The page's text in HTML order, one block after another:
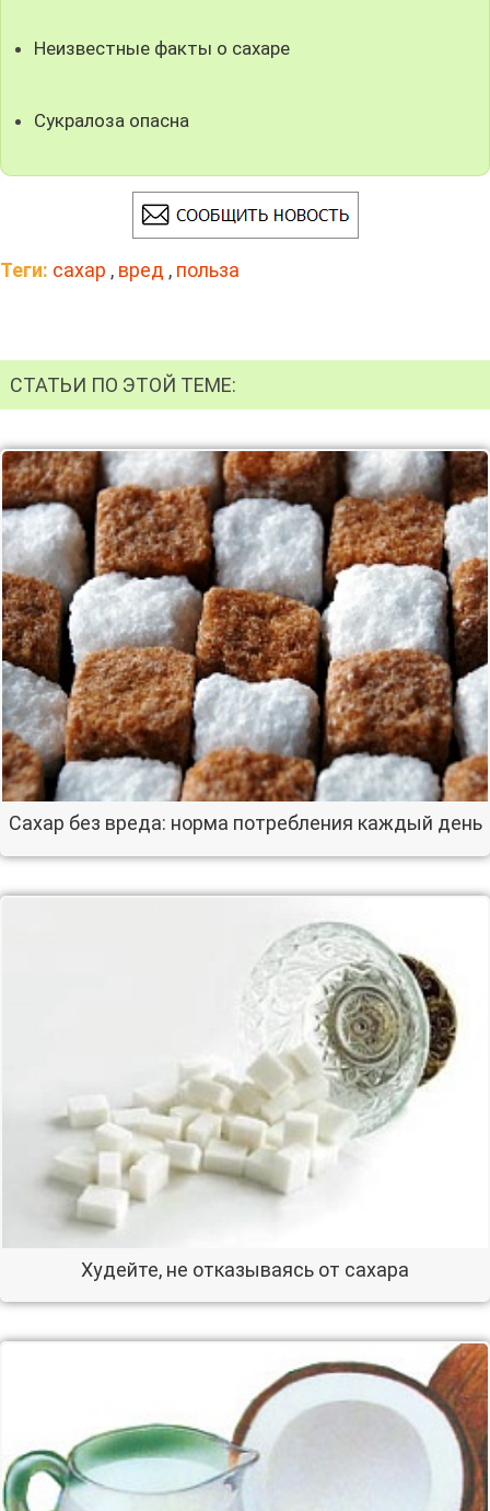
Неизвестные факты о сахаре
Cукралоза опасна
Теги: сахар , вред , польза
СТАТЬИ ПО ЭТОЙ ТЕМЕ:
Сахар без вреда: норма потребления каждый день
Худейте, не отказываясь от сахара